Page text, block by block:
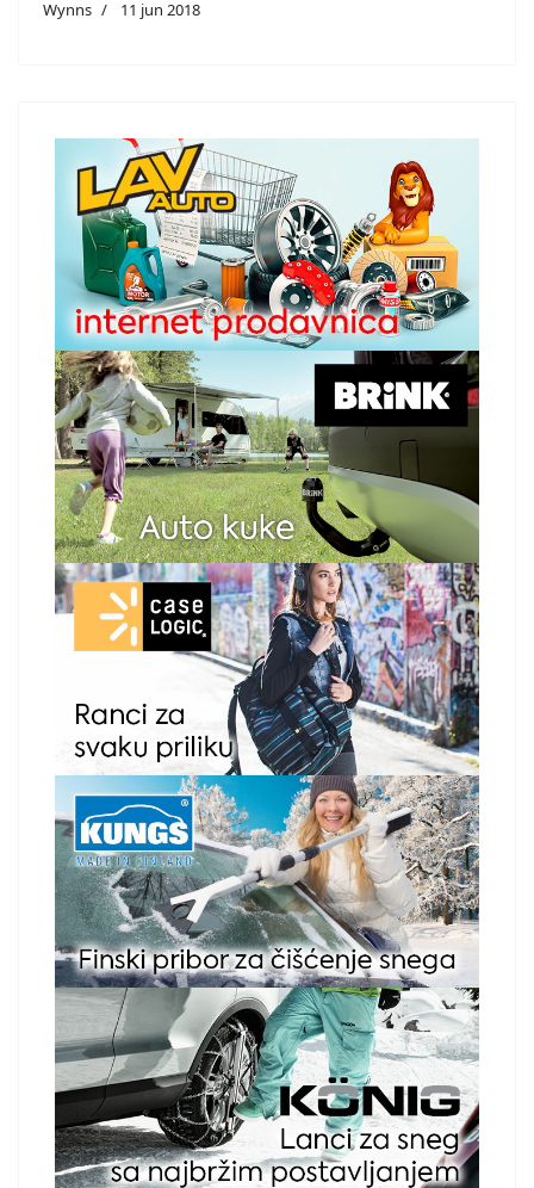
Wynns 11 jun 2018